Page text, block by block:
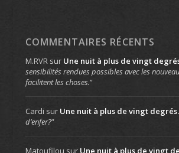
COMMENTAIRES RÉCENTS
M.RVR sur Une nuit à plus de vingt
sensibilités rendues possibles avec les
facilitent les choses.”
Cardi sur Une nuit à plus de vingt degrés.
d’enfer?”
Matoufilou sur Une nuit à plus de vingt